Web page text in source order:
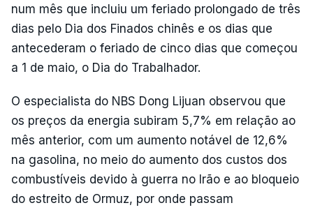
num mês que incluiu um feriado prolongado de três
dias pelo Dia dos Finados chinês e os dias que
antecederam o feriado de cinco dias que começou
a 1 de maio, o Dia do Trabalhador.
O especialista do NBS Dong Lijuan observou que
os preços da energia subiram 5,7% em relação ao
mês anterior, com um aumento notável de 12,6%
na gasolina, no meio do aumento dos custos dos
combustíveis devido à guerra no Irão e ao bloqueio
do estreito de Ormuz, por onde passam